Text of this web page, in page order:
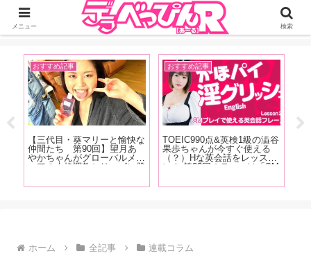
ジーオーティーが運営するちょっとHなニュースサイ。サイト内のリンクには
DMMアフィリエイトが含まれているものがあります
おすすめ記事
【三代目・葵マリーと愉快な
仲間たち 第90回】望月あ
やかちゃんがグローバルメデ
ィアの本格調教シリーズに登
て水責めに！！『緊縛調教妻
おすすめ記事
TOEIC990点&英検1級の澁谷
果歩ちゃんが今すぐ使える
（？）Hな英会話をレッス
ン！ 第23回のテーマは「SM
ズ」お仕置きして！って英語
ホーム 全記事 連載コラム
メニュー 検索